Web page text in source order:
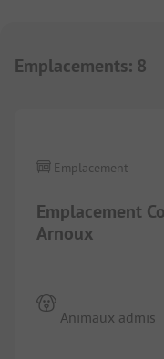
Emplacements: 8
Emplacement
Arnoux
Emplacement
Animaux admis